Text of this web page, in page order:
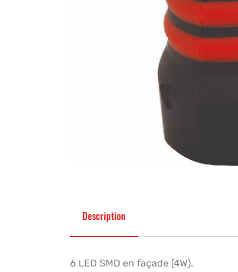
Description
6 LED SMD en façade (4W).